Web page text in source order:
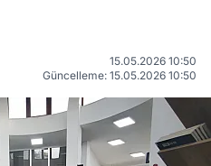
15.05.2026 10:50
Güncelleme: 15.05.2026 10:50